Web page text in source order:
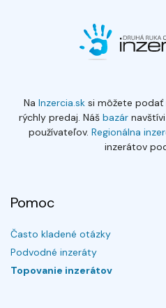
Na Inzercia.sksi môžete podať
rýchly predaj. Náš bazár
používateľov. Regionálna
inzerátov
Pomoc
Často kladené otázky
Podvodné inzeráty
Topovanie inzerátov